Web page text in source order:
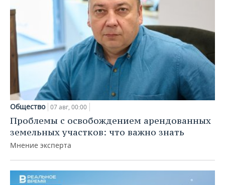
Общество 07 авг, 00:00
Проблемы с освобождением арендованных
земельных участков: что важно знать
Мнение эксперта